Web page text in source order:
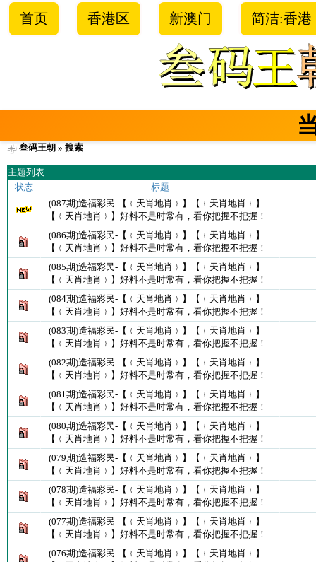
首页 香港区 新澳门 简洁:香港
叁码王朝 » 搜索
主题列表
状态
标题
(087期)造福彩民-【﹛天肖地肖﹜】【﹛天肖地肖﹜】
【﹛天肖地肖﹜】好料不是时常有，看你把握不把握！
(086期)造福彩民-【﹛天肖地肖﹜】【﹛天肖地肖﹜】
【﹛天肖地肖﹜】好料不是时常有，看你把握不把握！
(085期)造福彩民-【﹛天肖地肖﹜】【﹛天肖地肖﹜】
【﹛天肖地肖﹜】好料不是时常有，看你把握不把握！
(084期)造福彩民-【﹛天肖地肖﹜】【﹛天肖地肖﹜】
【﹛天肖地肖﹜】好料不是时常有，看你把握不把握！
(083期)造福彩民-【﹛天肖地肖﹜】【﹛天肖地肖﹜】
【﹛天肖地肖﹜】好料不是时常有，看你把握不把握！
(082期)造福彩民-【﹛天肖地肖﹜】【﹛天肖地肖﹜】
【﹛天肖地肖﹜】好料不是时常有，看你把握不把握！
(081期)造福彩民-【﹛天肖地肖﹜】【﹛天肖地肖﹜】
【﹛天肖地肖﹜】好料不是时常有，看你把握不把握！
(080期)造福彩民-【﹛天肖地肖﹜】【﹛天肖地肖﹜】
【﹛天肖地肖﹜】好料不是时常有，看你把握不把握！
(079期)造福彩民-【﹛天肖地肖﹜】【﹛天肖地肖﹜】
【﹛天肖地肖﹜】好料不是时常有，看你把握不把握！
(078期)造福彩民-【﹛天肖地肖﹜】【﹛天肖地肖﹜】
【﹛天肖地肖﹜】好料不是时常有，看你把握不把握！
(077期)造福彩民-【﹛天肖地肖﹜】【﹛天肖地肖﹜】
【﹛天肖地肖﹜】好料不是时常有，看你把握不把握！
(076期)造福彩民-【﹛天肖地肖﹜】【﹛天肖地肖﹜】